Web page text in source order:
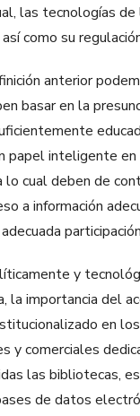
las tecnologías de
como su
anterior
basar en la
papel inteligente
lo cual deben de
a información
y
la importancia del
en
y comerciales
las bibliotecas,
de datos